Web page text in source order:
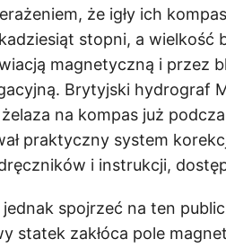
że igły ich
stopni, a wielkość
magnetyczną i przez
Brytyjski hydrograf
na kompas już
praktyczny system
i instrukcji,
jednak spojrzeć na ten
statek zakłóca pole